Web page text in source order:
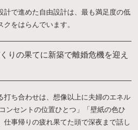
計で進めた自由設計は、最も満足度の低
をはらんでいます。
りの果てに新築で離婚危機を迎え
打ち合わせは、想像以上に夫婦のエネル
ンセントの位置ひとつ」「壁紙の色ひ
仕事帰りの疲れ果てた頭で深夜まで話し